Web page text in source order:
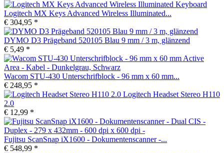
Logitech MX Keys Advanced Wireless Illuminated...
€ 304,95 *
DYMO D3 Prägeband 520105 Blau 9 mm / 3 m, glänzend
€ 5,49 *
Wacom STU-430 Unterschrifblock - 96 mm x 60 mm...
€ 248,95 *
Logitech Headset Stereo H110
2.0
€ 12,99 *
Fujitsu ScanSnap iX1600 - Dokumentenscanner -...
€ 548,99 *